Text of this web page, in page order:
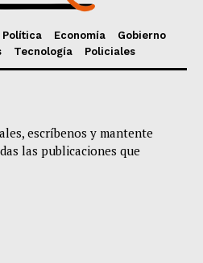
Política Economía
Gobierno
Tecnología Policiales
escríbenos y mantente
las publicaciones que